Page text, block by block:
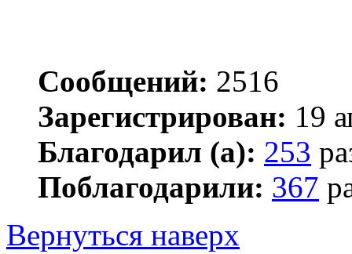
Сообщений: 2516
Зарегистрирован: 19
Благодарил (а): 253
Поблагодарили: 367
Вернуться наверх